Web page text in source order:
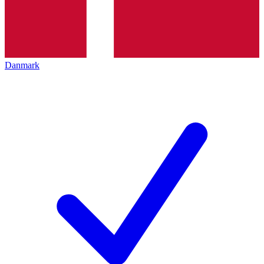
Danmark